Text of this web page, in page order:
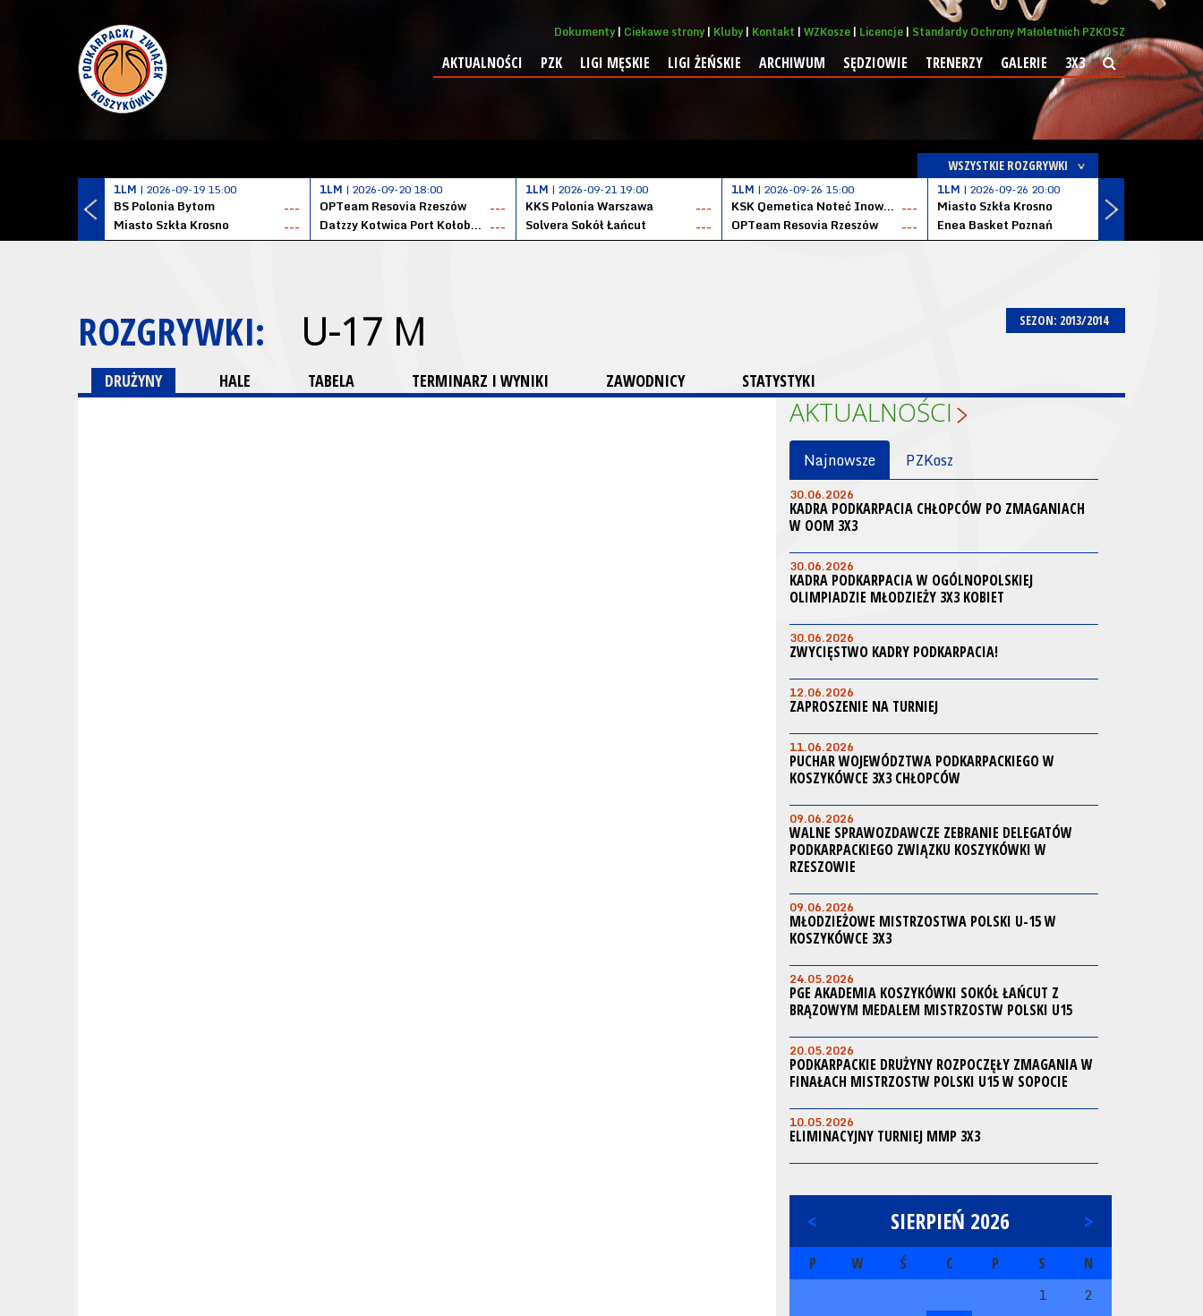
Dokumenty Ciekawe strony Kluby Kontakt WZKosze Licencje Standardy Ochrony Małoletnich PZKOSZ
AKTUALNOŚCI PZK LIGI MĘSKIE LIGI ŻEŃSKIE ARCHIWUM SĘDZIOWIE TRENERZY GALERIE 3X3
WSZYSTKIE ROZGRYWKI
1LM | 2026-09-19 15:00
BS Polonia Bytom
---
Miasto Szkła Krosno
---
1LM | 2026-09-20 18:00
OPTeam Resovia Rzeszów
---
Datzzy Kotwica Port Kołobrzeg ---
1LM | 2026-09-21 19:00
KKS Polonia Warszawa
---
Solvera Sokół Łańcut
---
1LM | 2026-09-26 15:00
KSK Qemetica Noteć Inowrocław ---
OPTeam Resovia Rzeszów
---
1LM | 2026-09-26 20:00
Miasto Szkła Krosno
---
Enea Basket Poznań
SEZON: 2013/2014
ROZGRYWKI: U-17 M
DRUŻYNY HALE TABELA TERMINARZ I WYNIKI ZAWODNICY STATYSTYKI
AKTUALNOŚCI
Najnowsze PZKosz
30.06.2026
KADRA PODKARPACIA CHŁOPCÓW PO ZMAGANIACH
W OOM 3X3
30.06.2026
KADRA PODKARPACIA W OGÓLNOPOLSKIEJ
OLIMPIADZIE MŁODZIEŻY 3X3 KOBIET
30.06.2026
ZWYCIĘSTWO KADRY PODKARPACIA!
12.06.2026
ZAPROSZENIE NA TURNIEJ
11.06.2026
PUCHAR WOJEWÓDZTWA PODKARPACKIEGO W
KOSZYKÓWCE 3X3 CHŁOPCÓW
09.06.2026
WALNE SPRAWOZDAWCZE ZEBRANIE DELEGATÓW
PODKARPACKIEGO ZWIĄZKU KOSZYKÓWKI W
RZESZOWIE
09.06.2026
MŁODZIEŻOWE MISTRZOSTWA POLSKI U-15 W
KOSZYKÓWCE 3X3
24.05.2026
PGE AKADEMIA KOSZYKÓWKI SOKÓŁ ŁAŃCUT Z
BRĄZOWYM MEDALEM MISTRZOSTW POLSKI U15
20.05.2026
PODKARPACKIE DRUŻYNY ROZPOCZĘŁY ZMAGANIA W
FINAŁACH MISTRZOSTW POLSKI U15 W SOPOCIE
10.05.2026
ELIMINACYJNY TURNIEJ MMP 3X3
< SIERPIEŃ 2026 >
P W Ś C P S N
1
2